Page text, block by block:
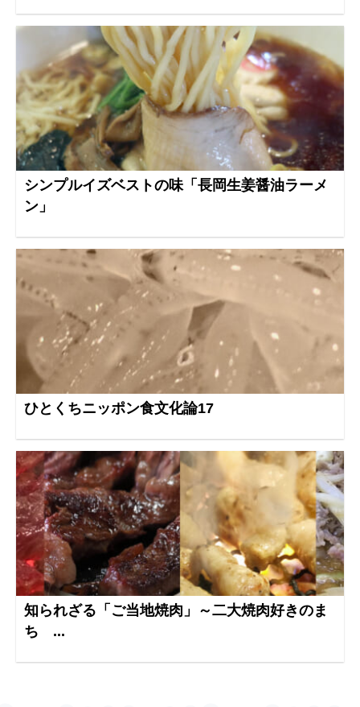
シンプルイズベストの味「長岡生姜醤油ラーメ
ン」
ひとくちニッポン食文化論17
知られざる「ご当地焼肉」～二大焼肉好きのま
ち ...